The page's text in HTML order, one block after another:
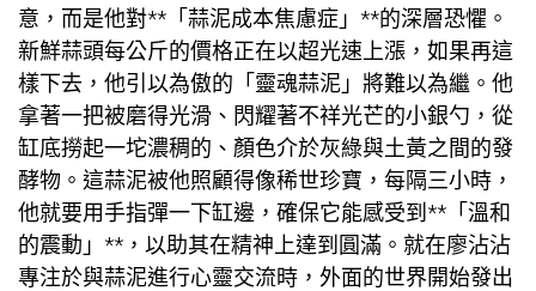
意，而是他對**「蒜泥成本焦慮症」**的深層恐懼。
新鮮蒜頭每公斤的價格正在以超光速上漲，如果再這
樣下去，他引以為傲的「靈魂蒜泥」將難以為繼。他
拿著一把被磨得光滑、閃耀著不祥光芒的小銀勺，從
缸底撈起一坨濃稠的、顏色介於灰綠與土黃之間的發
酵物。這蒜泥被他照顧得像稀世珍寶，每隔三小時，
他就要用手指彈一下缸邊，確保它能感受到**「溫和
的震動」**，以助其在精神上達到圓滿。就在廖沾沾
專注於與蒜泥進行心靈交流時，外面的世界開始發出